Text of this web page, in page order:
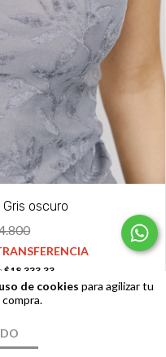
de cookies para agilizar tu
oscuro
$18.333,33